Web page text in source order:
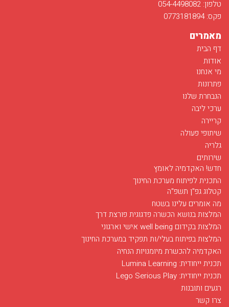
טלפון: 054-4498082
פקס: 0773181894
מאמרים
דף הבית
אודות
מי אנחנו
פתרונות
הנבחרת שלנו
ערכי ליבה
קריירה
שיתופי פעולה
גלריה
שירותים
חדש! האקדמיה לאומץ
התכנית לפיתוח מערכת החינוך
קטלוג גפ"ן תשפ"ה
מה אומרים עלינו בשטח
המלצות בנושא הכשרה פדגוגית פורצת דרך
המלצות בקידום well being אישי וארגוני
המלצות בפיתוח בעלי/ות תפקיד במערכת החינוך
האקדמיה להכשרת מיומנויות הנחיה
תכנית ייחודית: Lumina Learning
תכנית ייחודית: Lego Serious Play
רגעים ותובנות
צרו קשר